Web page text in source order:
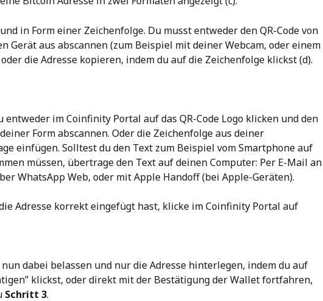
und in Form einer Zeichenfolge. Du musst entweder den QR-Code von
Gerät aus abscannen (zum Beispiel mit deiner Webcam, oder einem
die Adresse kopieren, indem du auf die Zeichenfolge klickst (d).
entweder im Coinfinity Portal auf das QR-Code Logo klicken und den
Form abscannen. Oder die Zeichenfolge aus deiner
einfügen. Solltest du den Text zum Beispiel vom Smartphone auf
müssen, übertrage den Text auf deinen Computer: Per E-Mail an
WhatsApp Web, oder mit Apple Handoff (bei Apple-Geräten).
Adresse korrekt eingefügt hast, klicke im Coinfinity Portal auf
dabei belassen und nur die Adresse hinterlegen, indem du auf
klickst, oder direkt mit der Bestätigung der Wallet fortfahren,
Schritt 3.